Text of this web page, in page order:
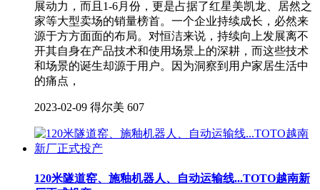
展动力，而且1-6月份，更是占据了红星美凯龙、居然之
家等大型卖场的销量榜首。一个企业持续成长，必然来
源于方方面面的布局。对恒洁来说，持续向上发展离不
开其自身在产品技术和使用场景上的深耕，而这些技术
和场景的诞生却源于用户。因为洞察到用户家居生活中
的痛点，
2023-02-09 得尔美 607
120米隧道窑、施釉机器人、自动运输线...TOTO越南新